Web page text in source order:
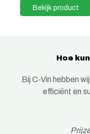
Bekijk product
Hoe
Bij C-Vin hebben
efficiënt en